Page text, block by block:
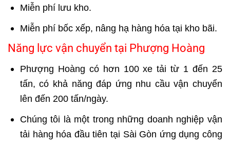
Miễn phí lưu kho.
Miễn phí bốc xếp, nâng hạ hàng hóa tại kho bãi.
Năng lực vận chuyển tại Phượng Hoàng
Phượng Hoàng có hơn 100 xe tải từ 1 đến 25
tấn, có khả năng đáp ứng nhu cầu vận chuyển
lên đến 200 tấn/ngày.
Chúng tôi là một trong những doanh nghiệp vận
tải hàng hóa đầu tiên tại Sài Gòn ứng dụng công